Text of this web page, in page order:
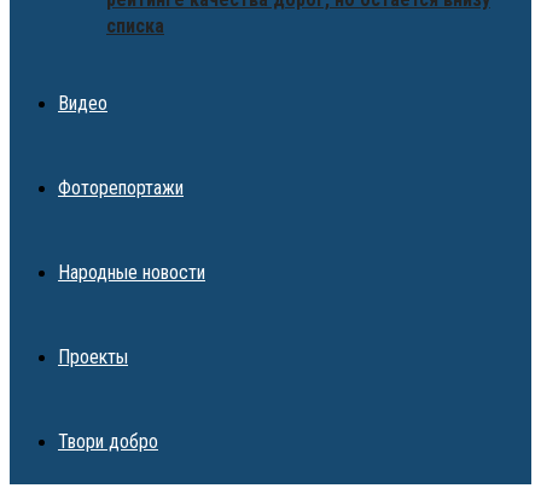
списка
Видео
Фоторепортажи
Народные новости
Проекты
Твори добро